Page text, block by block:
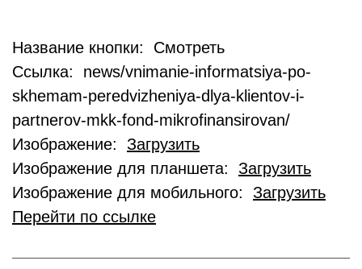
Название кнопки: Смотреть
Ссылка: news/vnimanie-informatsiya-po-
skhemam-peredvizheniya-dlya-klientov-i-
partnerov-mkk-fond-mikrofinansirovan/
Изображение: Загрузить
Изображение для планшета: Загрузить
Изображение для мобильного: Загрузить
Перейти по ссылке